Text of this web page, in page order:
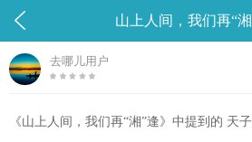
 山上人间，我们再“
去哪儿用户
《山上人间，我们再“湘”逢》中提到的 天